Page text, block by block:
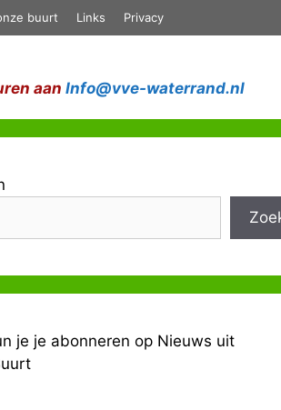
buurt Links Privacy
aan Info@vve-waterrand.nl
je je abonneren op Nieuws uit